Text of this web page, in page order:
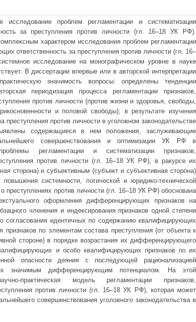
исследование проблем регламентации и систематизации
за преступления против личности (гл. 16–18 УК РФ).
характером исследования проблем регламентации
ответственность за преступления против личности (гл. 16–
исследование на монографическом уровне в науке
В диссертации впервые или в авторской интерпретации
значимость вопросы: определены тенденции
периодизация процесса регламентации признаков,
против личности (против жизни и здоровья, свободы,
и половой свободы); в результате изучения
преступления против личности в уголовном законодательстве
содержащиеся в нем положения, заслуживающие
совершенствования и оптимизации УК РФ в
регламентации и систематизации признаков,
против личности (гл. 16–18 УК РФ), в ракурсе их
сторона) и субъективным (субъект и субъективная сторона)
системности, логической и юридико-технической
преступлениях против личности (гл. 16–18 УК РФ) обоснована
оформления дифференцирующих признаков на
членения и индексирования признаков одной степени
согласования идентичных по содержанию квалифицирующих
признаков по элементам состава преступления (от объекта к
стороне) в порядке возрастания их дифференцирующего
и особо квалифицирующих признаков по их
опасности деяния с последующей рационализацией
значимым дифференцирующим потенциалом. На этой
практическая модель регламентации признаков,
против личности (гл. 16–18 УК РФ), которая может
совершенствования уголовного законодательства в